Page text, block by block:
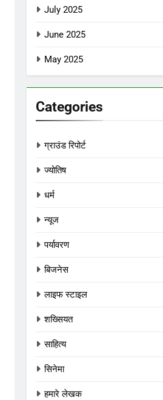
July 2025
June 2025
May 2025
Categories
ग्राउंड रिपोर्ट
ज्योतिष
धर्म
न्यूज
पर्यावरण
बिजनेस
लाइफ स्टाइल
शख्सियत
साहित्य
सिनेमा
हमारे लेखक